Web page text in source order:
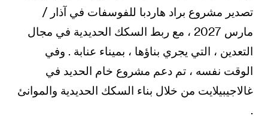
تصدير مشروع براد هاردبا للفوسفات في آذار /
مارس 2027 ، مع ربط السكك الحديدية في مجال
التعدين ، التي يجري بناؤها ، بميناء عنابة . وفي
الوقت نفسه ، تم دعم مشروع خام الحديد في
غالاجيبيلايت من خلال بناء السكك الحديدية والموانئ
.